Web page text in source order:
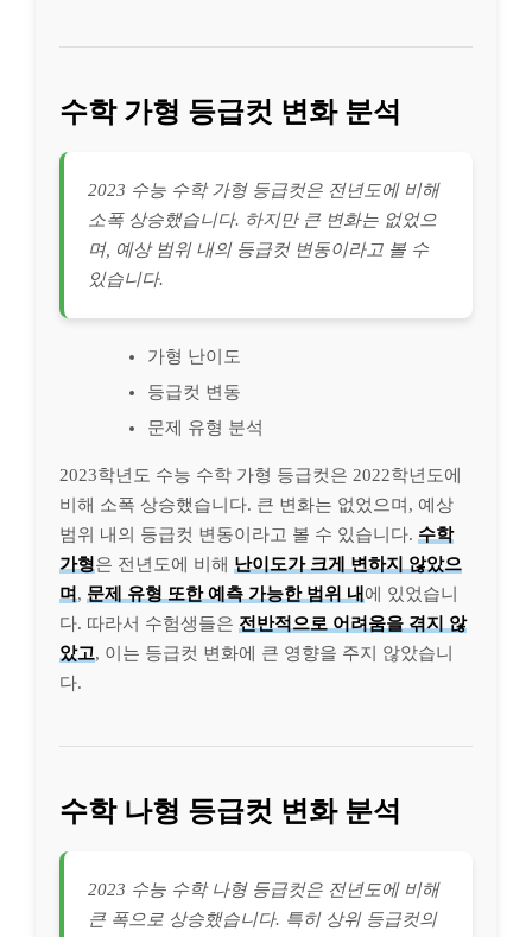
수학 가형 등급컷 변화 분석
2023 수능 수학 가형 등급컷은 전년도에 비해
소폭 상승했습니다. 하지만 큰 변화는 없었으
며, 예상 범위 내의 등급컷 변동이라고 볼 수
있습니다.
가형 난이도
등급컷 변동
문제 유형 분석
2023학년도 수능 수학 가형 등급컷은 2022학년도에
비해 소폭 상승했습니다. 큰 변화는 없었으며, 예상
범위 내의 등급컷 변동이라고 볼 수 있습니다. 수학
가형은 전년도에 비해 난이도가 크게 변하지 않았으
며 , 문제 유형 또한 예측 가능한 범위 내 에 있었습니
다. 따라서 수험생들은 전반적으로 어려움을 겪지 않
았고, 이는 등급컷 변화에 큰 영향을 주지 않았습니
다.
수학 나형 등급컷 변화 분석
2023 수능 수학 나형 등급컷은 전년도에 비해
큰 폭으로 상승했습니다. 특히 상위 등급컷의